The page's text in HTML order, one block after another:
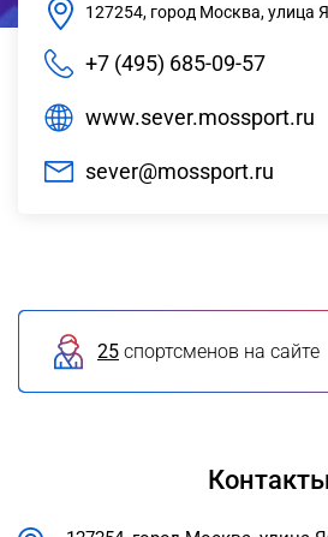
127254, город Москва, улица
+7 (495) 685-09-57
www.sever.mossport.ru
sever@mossport.ru
25 спортсменов на сайте
Контакты